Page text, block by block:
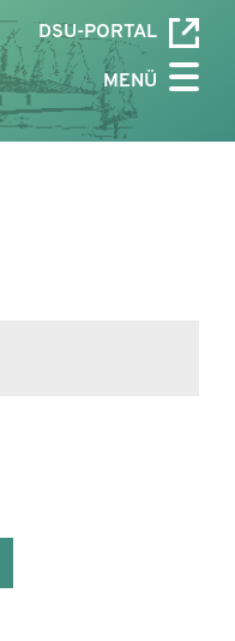
DSU-PORTAL
MENÜ